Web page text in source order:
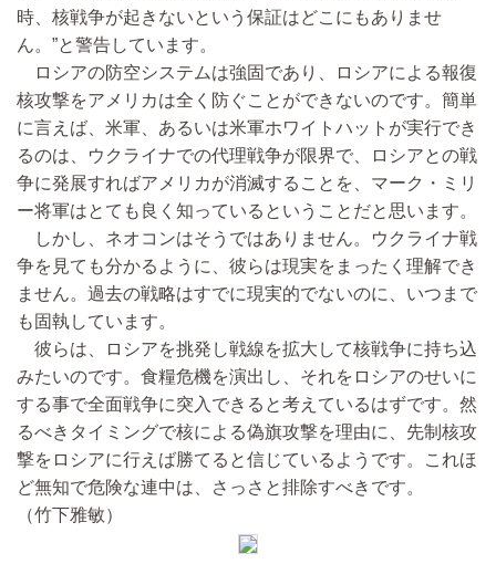
時、核戦争が起きないという保証はどこにもありませ
ん。”と警告しています。
ロシアの防空システムは強固であり、ロシアによる報復
核攻撃をアメリカは全く防ぐことができないのです。簡単
に言えば、米軍、あるいは米軍ホワイトハットが実行でき
るのは、ウクライナでの代理戦争が限界で、ロシアとの戦
争に発展すればアメリカが消滅することを、マーク・ミリ
ー将軍はとても良く知っているということだと思います。
しかし、ネオコンはそうではありません。ウクライナ戦
争を見ても分かるように、彼らは現実をまったく理解でき
ません。過去の戦略はすでに現実的でないのに、いつまで
も固執しています。
彼らは、ロシアを挑発し戦線を拡大して核戦争に持ち込
みたいのです。食糧危機を演出し、それをロシアのせいに
する事で全面戦争に突入できると考えているはずです。然
るべきタイミングで核による偽旗攻撃を理由に、先制核攻
撃をロシアに行えば勝てると信じているようです。これほ
ど無知で危険な連中は、さっさと排除すべきです。
（竹下雅敏）